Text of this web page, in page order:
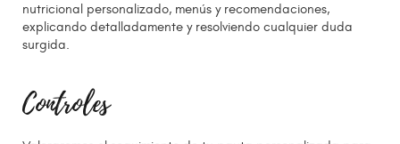
nutricional personalizado, menús y recomendaciones,
explicando detalladamente y resolviendo cualquier duda
surgida.
Controles